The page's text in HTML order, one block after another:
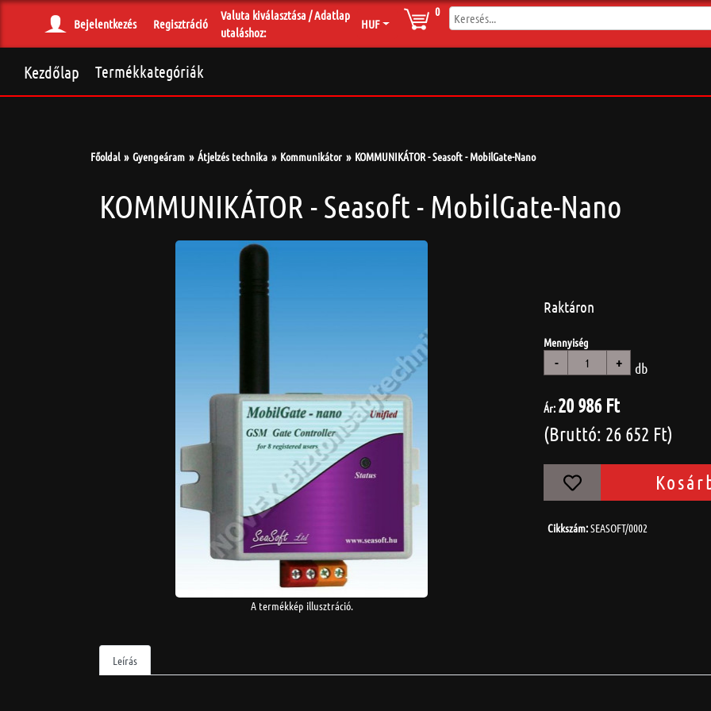
Bejelentkezés Regisztráció
Valuta kiválasztása / Adatlap
utaláshoz:
HUF
0
Termékkategóriák
Kezdőlap
Főoldal Gyengeáram Átjelzés technika Kommunikátor KOMMUNIKÁTOR - Seasoft - MobilGate-Nano
KOMMUNIKÁTOR - Seasoft - MobilGate-Nano
A termékkép illusztráció.
Raktáron
Mennyiség
- + db
Ár: 20 986 Ft
(Bruttó: 26 652 Ft)
Cikkszám:SEASOFT/0002
Leírás